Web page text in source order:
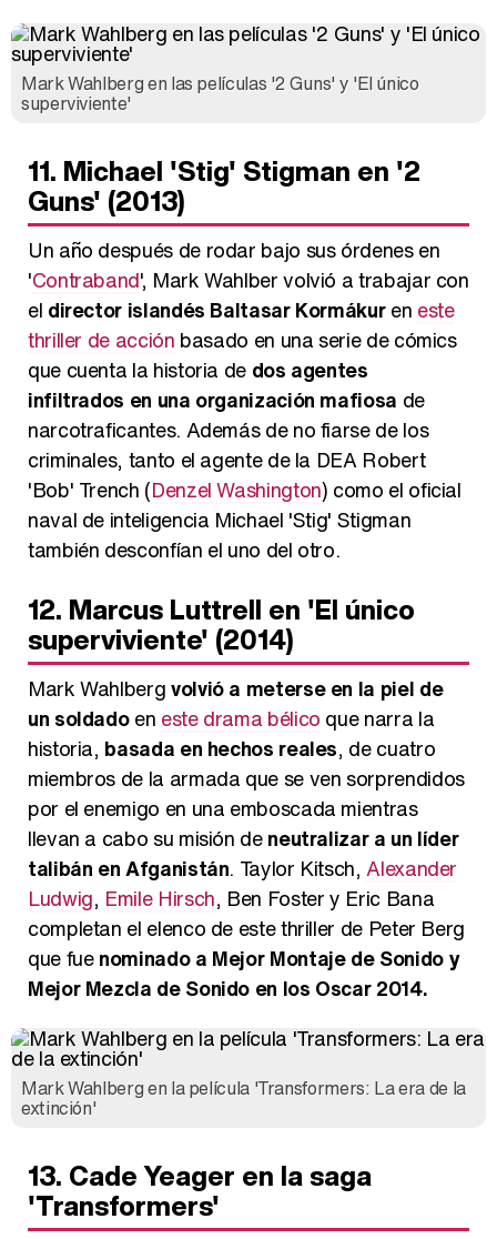
Mark Wahlberg en las películas '2 Guns' y 'El único
superviviente'
11. Michael 'Stig' Stigman en '2
Guns' (2013)
Un año después de rodar bajo sus órdenes en
'Contraband', Mark Wahlber volvió a trabajar con
el director islandés Baltasar Kormákuren este
thriller de acción basado en una serie de cómics
que cuenta la historia de dos agentes
infiltrados en una organización mafiosa de
narcotraficantes. Además de no fiarse de los
criminales, tanto el agente de la DEA Robert
'Bob' Trench (Denzel Washington) como el oficial
naval de inteligencia Michael 'Stig' Stigman
también desconfían el uno del otro.
12. Marcus Luttrell en 'El único
superviviente' (2014)
Mark Wahlbergvolvió a meterse en la piel de
un soldadoen este drama bélico que narra la
historia, basada en hechos reales, de cuatro
miembros de la armada que se ven sorprendidos
por el enemigo en una emboscada mientras
llevan a cabo su misión deneutralizar a un líder
talibán en Afganistán. Taylor Kitsch,Alexander
Ludwig, Emile Hirsch, Ben Foster y Eric Bana
completan el elenco de este thriller de Peter Berg
que fuenominado a Mejor Montaje de Sonido y
Mejor Mezcla de Sonido en los Oscar 2014.
Mark Wahlberg en la película 'Transformers: La era de la
extinción'
13. Cade Yeager en la saga
'Transformers'